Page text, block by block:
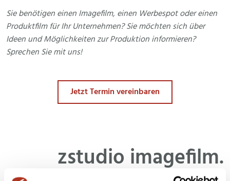
Sie benötigen einen Imagefilm, einen Werbespot oder einen
Produktfilm für Ihr Unternehmen? Sie möchten sich über
Ideen und Möglichkeiten zur Produktion informieren?
Sprechen Sie mit uns!
Jetzt Termin vereinbaren
zstudio imagefilm.